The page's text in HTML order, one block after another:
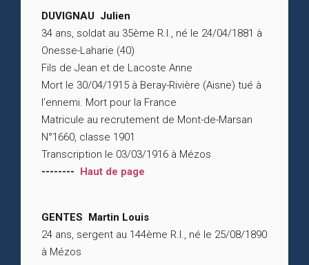
DUVIGNAU Julien
34 ans, soldat au 35ème R.I., né le 24/04/1881 à
Onesse-Laharie (40)
Fils de Jean et de Lacoste Anne
Mort le 30/04/1915 à Beray-Rivière (Aisne) tué à
l’ennemi. Mort pour la France
Matricule au recrutement de Mont-de-Marsan
N°1660, classe 1901
Transcription le 03/03/1916 à Mézos
-------- Haut de page
GENTES Martin Louis
24 ans, sergent au 144ème R.I., né le 25/08/1890
à Mézos